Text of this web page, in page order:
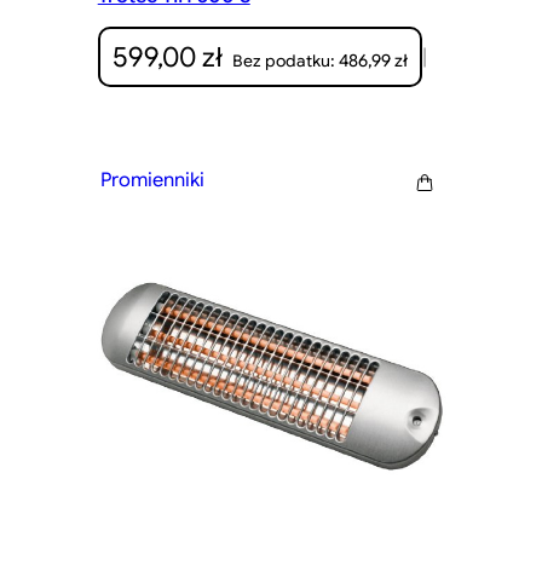
599,00zł Bez podatku: 486,99zł |
Promienniki